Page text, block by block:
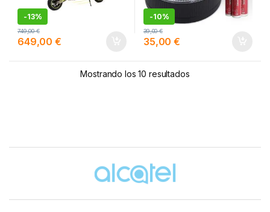
-13%
649,00€
749,00€
-10%
35,00€
39,00€
Mostrando los 10 resultados
Brands Carousel